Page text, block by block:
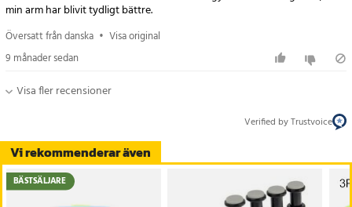
Vi rekommenderar även
BÄSTSÄLJARE
Översatt från danska • Visa original
9 månader sedan
Visa fler recensioner
Verified by Trustvoice